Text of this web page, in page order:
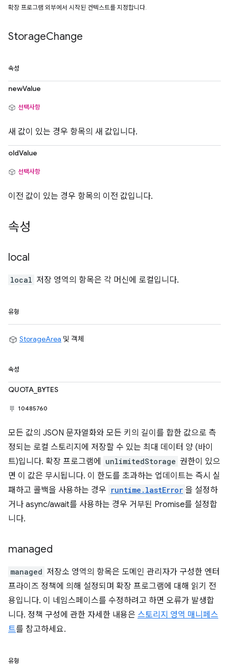
확장 프로그램 외부에서 시작된 컨텍스트를 지정합니다.
StorageChange
속성
newValue
선택사항
새 값이 있는 경우 항목의 새 값입니다.
oldValue
선택사항
이전 값이 있는 경우 항목의 이전 값입니다.
속성
local
local 저장 영역의 항목은 각 머신에 로컬입니다.
유형
StorageArea 및 객체
속성
QUOTA_BYTES
10485760
모든 값의 JSON 문자열화와 모든 키의 길이를 합한 값으로 측
정되는 로컬 스토리지에 저장할 수 있는 최대 데이터 양 (바이
트)입니다. 확장 프로그램에
unlimitedStorage 권한이 있으
면 이 값은 무시됩니다. 이 한도를 초과하는 업데이트는 즉시 실
패하고 콜백을 사용하는 경우 runtime.lastError 을 설정하
거나 async/await를 사용하는 경우 거부된 Promise를 설정합
니다.
managed
managed 저장소 영역의 항목은 도메인 관리자가 구성한 엔터
프라이즈 정책에 의해 설정되며 확장 프로그램에 대해 읽기 전
용입니다. 이 네임스페이스를 수정하려고 하면 오류가 발생합
니다. 정책 구성에 관한 자세한 내용은 스토리지 영역 매니페스
트를 참고하세요.
유형